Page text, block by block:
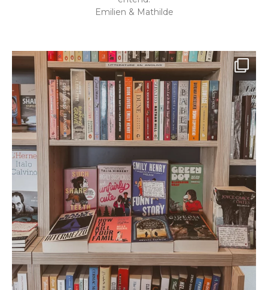
Emilien & Mathilde